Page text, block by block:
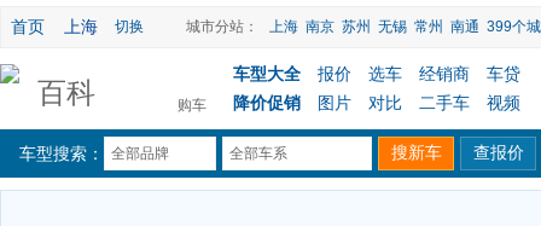
首页 上海 切换 城市分站： 上海 南京 苏州 无锡 常州 南通 399个
百科 购车
车型大全 报价 选车 经销商
车贷
降价促销
图片 对比 二手车 视频
车型搜索： 全部品牌 全部车系